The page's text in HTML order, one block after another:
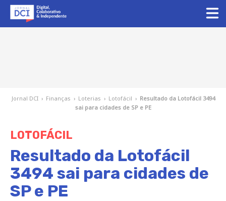
Jornal DCI › Finanças › Loterias › Lotofácil › Resultado da Lotofácil 3494
sai para cidades de SP e PE
LOTOFÁCIL
Resultado da Lotofácil
3494 sai para cidades de
SP e PE